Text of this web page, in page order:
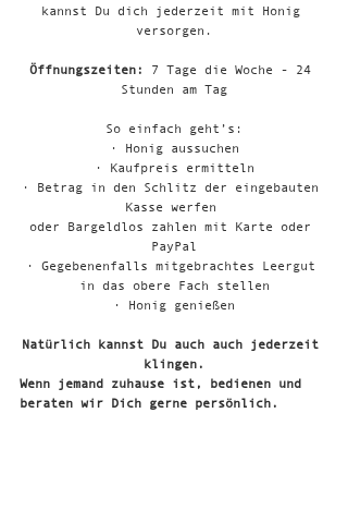
kannst Du dich jederzeit mit Honig
versorgen.
Öffnungszeiten:
7 Tage die Woche - 24
Stunden am Tag
So einfach geht’s:
· Honig aussuchen
· Kaufpreis ermitteln
· Betrag in den Schlitz der eingebauten
Kasse werfen
oder Bargeldlos zahlen mit Karte oder
PayPal
· Gegebenenfalls mitgebrachtes Leergut
in das obere Fach stellen
· Honig genießen
Natürlich kannst Du auch auch jederzeit
klingen.
Wenn jemand zuhause ist, bedienen und
beraten wir Dich gerne persönlich.